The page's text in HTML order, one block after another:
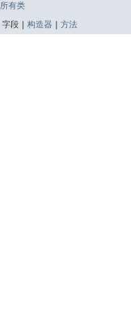
所有类
字段 | 构造器 方法